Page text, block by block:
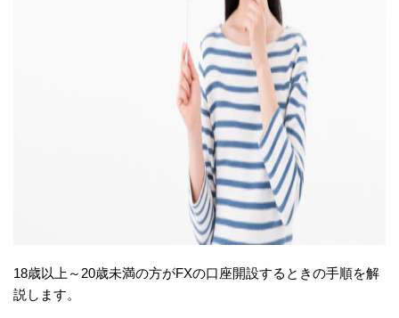
18歳以上～20歳未満の方がFXの口座開設するときの手順を解
説します。